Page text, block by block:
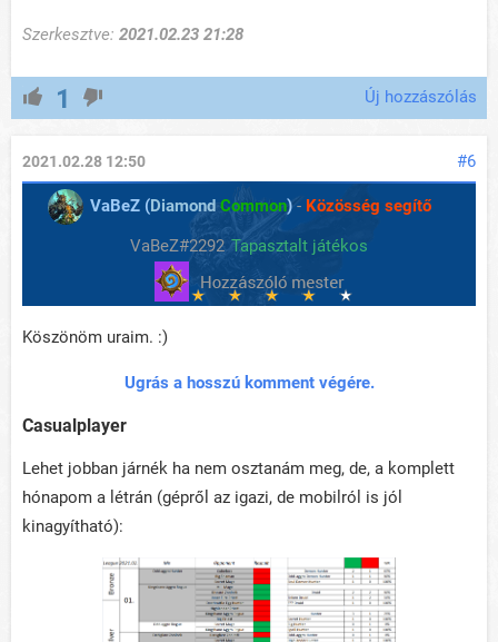
Szerkesztve: 2021.02.23 21:28
1 Új hozzászólás
#6
2021.02.28 12:50
VaBeZ (Diamond Common)- Közösség segítő
VaBeZ#2292 Tapasztalt játékos
Köszönöm uraim. :)
Ugrás a hosszú komment végére.
Casualplayer
Lehet jobban járnék ha nem osztanám meg, de, a komplett
hónapom a létrán (gépről az igazi, de mobilról is jól
kinagyítható):